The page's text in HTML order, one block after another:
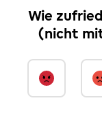
Wie
(nicht